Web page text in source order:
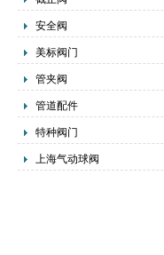
安全阀
美标阀门
管夹阀
管道配件
特种阀门
上海气动球阀